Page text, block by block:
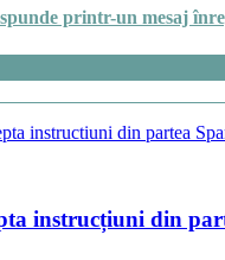
printr-un mesaj
instrucțiuni din